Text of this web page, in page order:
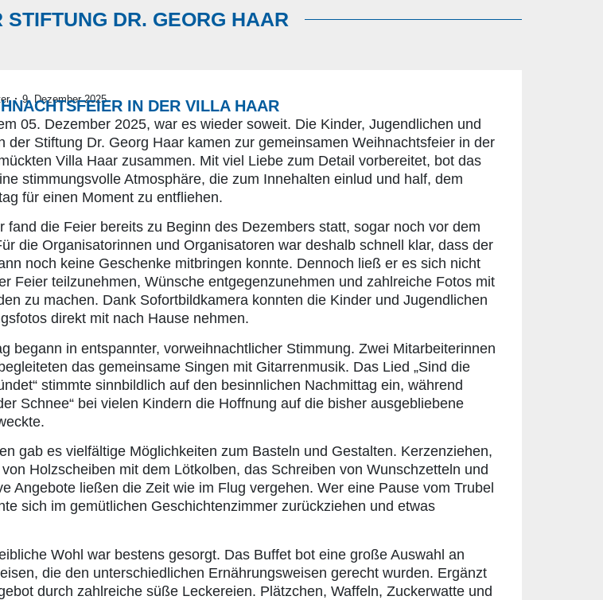
STIFTUNG DR. GEORG HAAR
· 9. Dezember 2025 IN DER VILLA HAAR
05. Dezember 2025, war es wieder soweit. Die Kinder, Jugendlichen und
der Stiftung Dr. Georg Haar kamen zur gemeinsamen Weihnachtsfeier in der
Villa Haar zusammen. Mit viel Liebe zum Detail vorbereitet, bot das
stimmungsvolle Atmosphäre, die zum Innehalten einlud und half, dem
für einen Moment zu entfliehen.
fand die Feier bereits zu Beginn des Dezembers statt, sogar noch vor dem
die Organisatorinnen und Organisatoren war deshalb schnell klar, dass der
noch keine Geschenke mitbringen konnte. Dennoch ließ er es sich nicht
Feier teilzunehmen, Wünsche entgegenzunehmen und zahlreiche Fotos mit
zu machen. Dank Sofortbildkamera konnten die Kinder und Jugendlichen
direkt mit nach Hause nehmen.
begann in entspannter, vorweihnachtlicher Stimmung. Zwei Mitarbeiterinnen
das gemeinsame Singen mit Gitarrenmusik. Das Lied „Sind die
stimmte sinnbildlich auf den besinnlichen Nachmittag ein, während
Schnee“ bei vielen Kindern die Hoffnung auf die bisher ausgebliebene
gab es vielfältige Möglichkeiten zum Basteln und Gestalten. Kerzenziehen,
Holzscheiben mit dem Lötkolben, das Schreiben von Wunschzetteln und
Angebote ließen die Zeit wie im Flug vergehen. Wer eine Pause vom Trubel
sich im gemütlichen Geschichtenzimmer zurückziehen und etwas
Wohl war bestens gesorgt. Das Buffet bot eine große Auswahl an
die den unterschiedlichen Ernährungsweisen gerecht wurden. Ergänzt
durch zahlreiche süße Leckereien. Plätzchen, Waffeln, Zuckerwatte und